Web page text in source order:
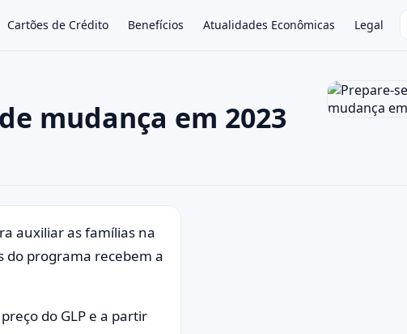
Cartões de Crédito Benefícios Atualidades Econômicas Legal
×
mudança em 2023
auxiliar as famílias na
do programa recebem a
do GLP e a partir